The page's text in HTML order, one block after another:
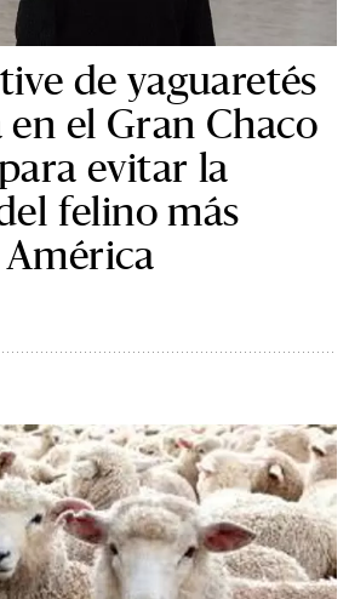
de yaguaretés
el Gran Chaco
evitar la
felino más